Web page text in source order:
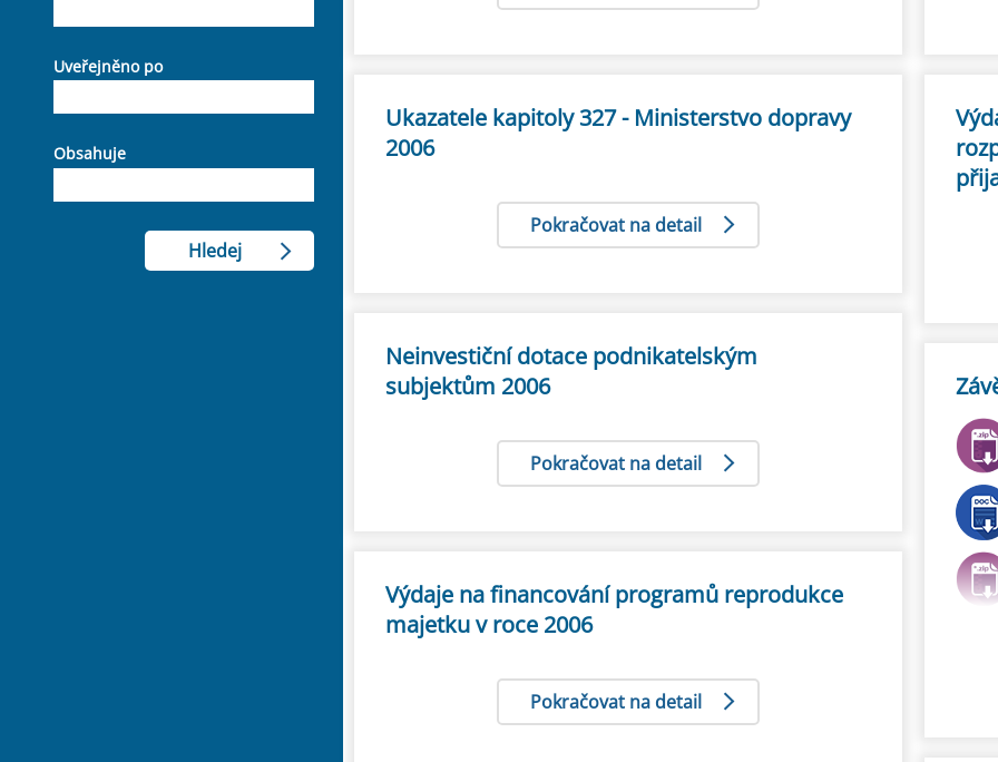
Uveřejněno po
Obsahuje
Ukazatele kapitoly 327 - Ministerstvo dopravy
2006
Pokračovat na detail
Neinvestiční dotace podnikatelským
subjektům 2006
Pokračovat na detail
Výdaje na financování programů reprodukce
majetku v roce 2006
Pokračovat na detail